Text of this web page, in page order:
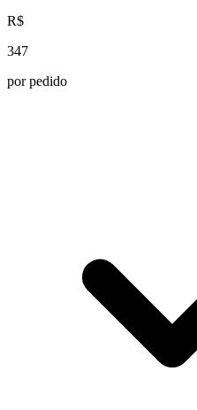
R$
347
por pedido